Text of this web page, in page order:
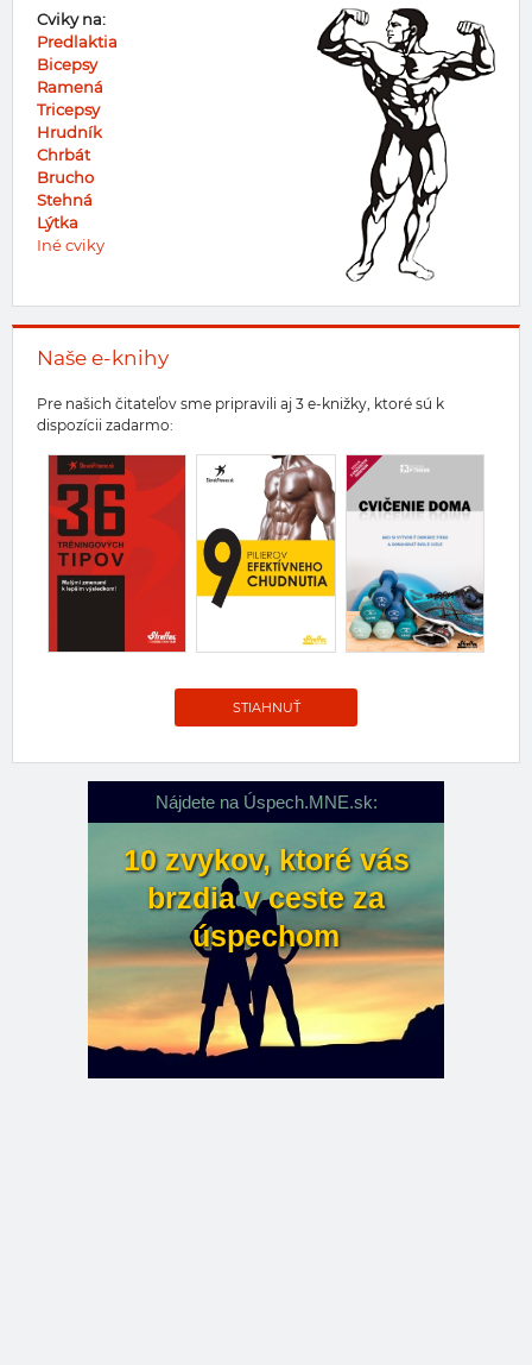
Cviky na:
Predlaktia
Bicepsy
Ramená
Tricepsy
Hrudník
Chrbát
Brucho
Stehná
Lýtka
Iné cviky
Naše e-knihy
Pre našich čitateľov sme pripravili aj 3 e-knižky, ktoré sú k
dispozícii zadarmo:
STIAHNUŤ